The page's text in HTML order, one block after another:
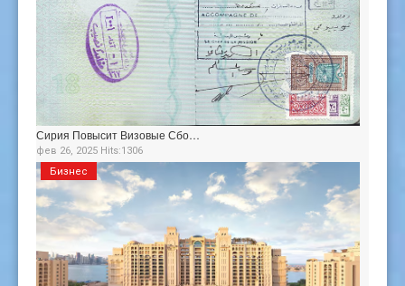
Сирия Повысит Визовые Сбо…
фев 26, 2025 Hits:1306
Бизнес